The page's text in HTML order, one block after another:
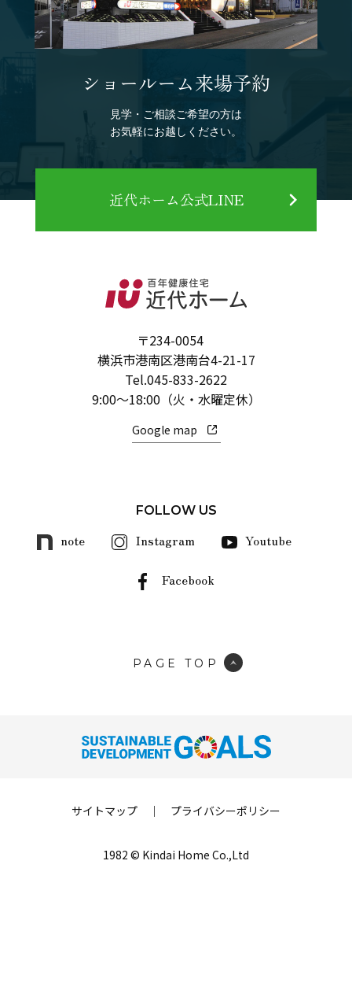
ショールーム来場予約
見学・ご相談ご希望の方は
お気軽にお越しください。
近代ホーム公式LINE
〒234-0054
横浜市港南区港南台4-21-17
Tel.045-833-2622
9:00～18:00（火・水曜定休）
Google map
FOLLOW US
note Instagram Youtube
Facebook
PAGE TOP
サイトマップ ｜ プライバシーポリシー
1982 © Kindai Home Co.,Ltd